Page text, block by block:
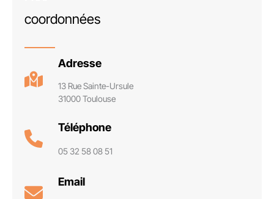
coordonnées
Adresse
13 Rue Sainte-Ursule
31000 Toulouse
Téléphone
05 32 58 08 51
Email